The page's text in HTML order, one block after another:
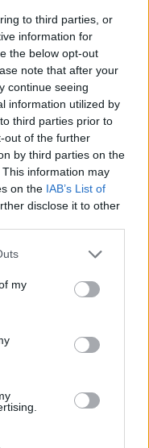
to third parties, or
information for
the below opt-out
note that after your
continue seeing
information utilized by
third parties prior to
out of the further
by third parties on the
This information may
on the IAB’s List of
disclose it to other
one or more Google
You may click to
third-party tags to
in below Google
my